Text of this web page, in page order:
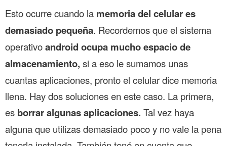
Esto ocurre cuando la memoria del celular es
demasiado pequeña. Recordemos que el sistema
operativoandroid ocupa mucho espacio de
almacenamiento, si a eso le sumamos unas
cuantas aplicaciones, pronto el celular dice memoria
llena. Hay dos soluciones en este caso. La primera,
es borrar algunas aplicaciones. Tal vez haya
alguna que utilizas demasiado poco y no vale la pena